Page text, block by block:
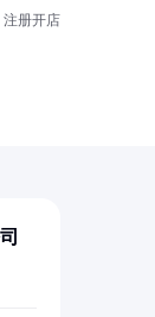
注册开店